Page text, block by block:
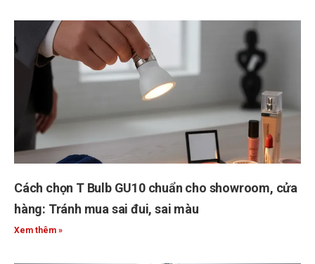
Cách chọn T Bulb GU10 chuẩn cho showroom, cửa
hàng: Tránh mua sai đui, sai màu
Xem thêm »